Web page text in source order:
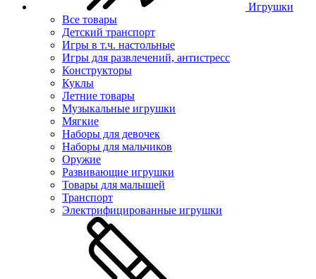
Игрушки
Все товары
Детский транспорт
Игры в т.ч. настольные
Игры для развлечений, антистресс
Конструкторы
Куклы
Летние товары
Музыкальные игрушки
Мягкие
Наборы для девочек
Наборы для мальчиков
Оружие
Развивающие игрушки
Товары для малышей
Транспорт
Электрифицированные игрушки